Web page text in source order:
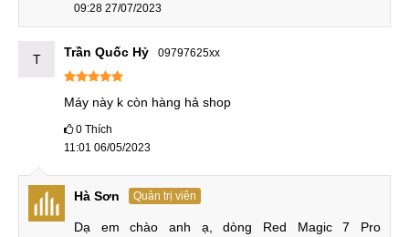
mọi tác vụ nặng nhất, máy vần đa nhiệm mượt mà với nhiều
Tuy không hỗ trợ thẻ nhớ ngoài nhưng dung lượng bộ nhớ
game và các dữ liệu cá nhân khác. Nubia trang bị cho Red
1TB vô cùng dư dả.
Thiết kế
09:28 27/07/2023
T Trần Quốc Hỷ 09797625xx
Máy này k còn hàng hả shop
0 Thích
11:01 06/05/2023
Hà Sơn Quản trị viên
Dạ em chào anh ạ, dòng Red Magic 7 Pro